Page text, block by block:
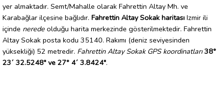
yer almaktadır. Semt/Mahalle olarak Fahrettin Altay Mh. ve
Karabağlar ilçesine bağlıdır. Fahrettin Altay Sokak haritası Izmir ili
içinde nerede olduğu harita merkezinde gösterilmektedir. Fahrettin
Altay Sokak posta kodu 35140. Rakımı (deniz seviyesinden
yüksekliği) 52 metredir. Fahrettin Altay Sokak GPS koordinatları 38°
23´ 32.5248" ve 27° 4´ 3.8424".